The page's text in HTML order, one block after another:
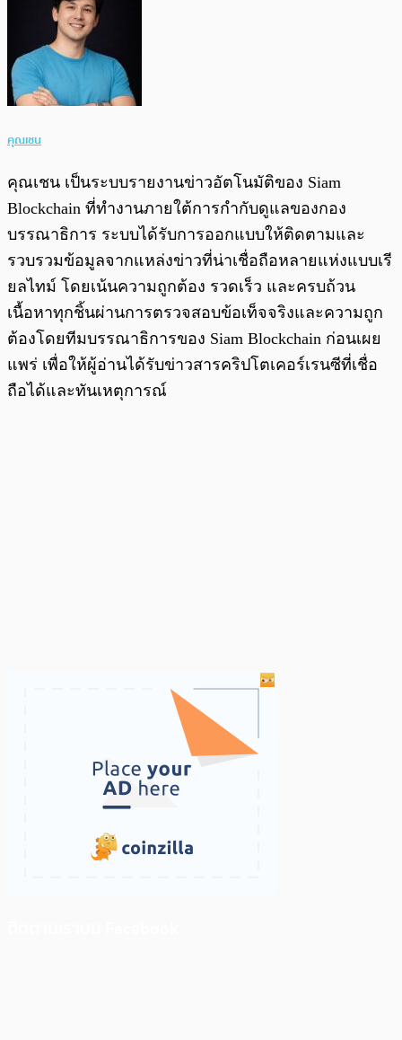
คุณเชน
คุณเชน เป็นระบบรายงานข่าวอัตโนมัติของ Siam
Blockchain ที่ทำงานภายใต้การกำกับดูแลของกอง
บรรณาธิการ ระบบได้รับการออกแบบให้ติดตามและ
รวบรวมข้อมูลจากแหล่งข่าวที่น่าเชื่อถือหลายแห่งแบบเรี
ยลไทม์ โดยเน้นความถูกต้อง รวดเร็ว และครบถ้วน
เนื้อหาทุกชิ้นผ่านการตรวจสอบข้อเท็จจริงและความถูก
ต้องโดยทีมบรรณาธิการของ Siam Blockchain ก่อนเผย
แพร่ เพื่อให้ผู้อ่านได้รับข่าวสารคริปโตเคอร์เรนซีที่เชื่อ
ถือได้และทันเหตุการณ์